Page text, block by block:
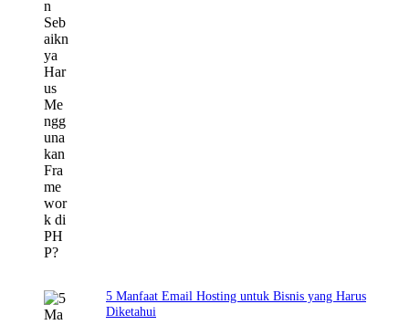
5 Manfaat Email Hosting untuk Bisnis yang Harus
Diketahui